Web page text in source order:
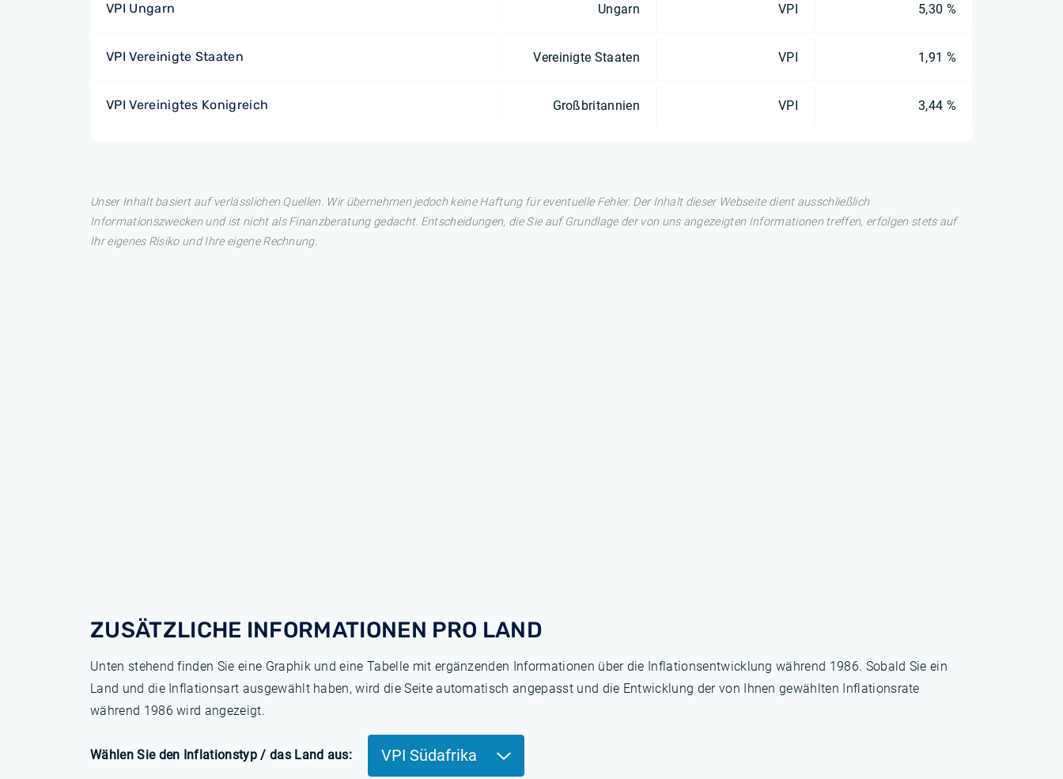
VPI Ungarn Ungarn VPI 5,30 %
VPI Vereinigte Staaten Vereinigte Staaten VPI 1,91 %
VPI Vereinigtes Konigreich Großbritannien VPI 3,44 %
Unser Inhalt basiert auf verlässlichen Quellen. Wir übernehmen jedoch keine Haftung für eventuelle Fehler. Der Inhalt dieser Webseite dient ausschließlich
Informationszwecken und ist nicht als Finanzberatung gedacht. Entscheidungen, die Sie auf Grundlage der von uns angezeigten Informationen treffen, erfolgen stets auf
Ihr eigenes Risiko und Ihre eigene Rechnung.
ZUSÄTZLICHE INFORMATIONEN PRO LAND
Unten stehend finden Sie eine Graphik und eine Tabelle mit ergänzenden Informationen über die Inflationsentwicklung während 1986. Sobald Sie ein
Land und die Inflationsart ausgewählt haben, wird die Seite automatisch angepasst und die Entwicklung der von Ihnen gewählten Inflationsrate
während 1986 wird angezeigt.
Wählen Sie den Inflationstyp / das Land aus: VPI Südafrika